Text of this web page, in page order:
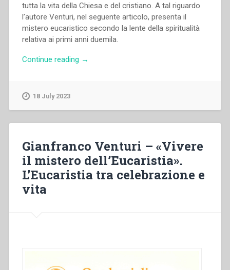
tutta la vita della Chiesa e del cristiano. A tal riguardo
l’autore Venturi, nel seguente articolo, presenta il
mistero eucaristico secondo la lente della spiritualità
relativa ai primi anni duemila.
Continue reading “Gianfranco
tra
celebrazione
e
→
18 July 2023
Gianfranco Venturi – «Vivere
il mistero dell’Eucaristia».
L’Eucaristia tra celebrazione e
vita